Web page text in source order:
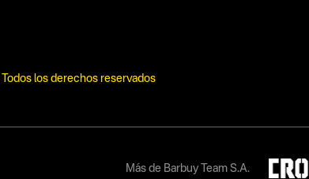
los derechos reservados
Más de Barbuy Team S.A.